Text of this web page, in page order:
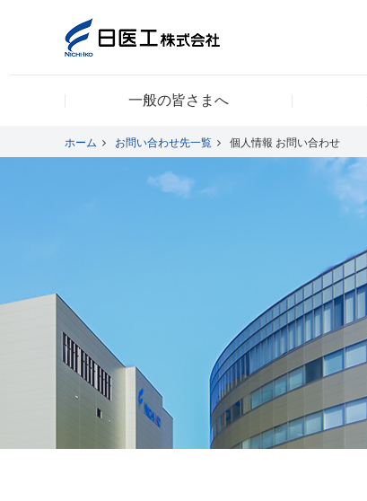
一般の皆さまへ
医療関係者の皆さまへ
採用情報
ホーム お問い合わせ先一覧 個人情報 お問い合わせ